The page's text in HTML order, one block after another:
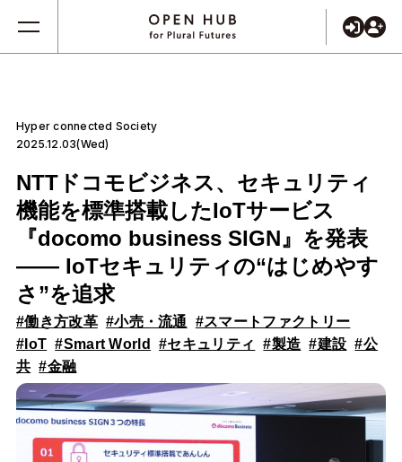
Hyper connected Society
2025.12.03(Wed)
NTTドコモビジネス、セキュリティ
機能を標準搭載したIoTサービス
『docomo business SIGN』を発表
―― IoTセキュリティの“はじめやす
さ”を追求
#働き方改革 #小売・流通
#スマートファクトリー
#IoT #Smart World #セキュリティ #製造 #建設 #公
共 #金融